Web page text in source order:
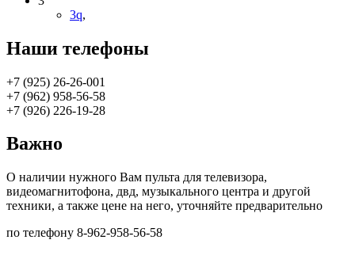
3q,
Наши телефоны
+7 (925) 26-26-001
+7 (962) 958-56-58
+7 (926) 226-19-28
Важно
О наличии нужного Вам пульта для телевизора,
видеомагнитофона, двд, музыкального центра и другой
техники, а также цене на него, уточняйте предварительно
по телефону 8-962-958-56-58